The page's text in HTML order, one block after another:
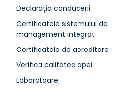
Declarația conducerii
Certificatele sistemului de
management integrat
Certificatele de acreditare
Verifica calitatea apei
Laboratoare